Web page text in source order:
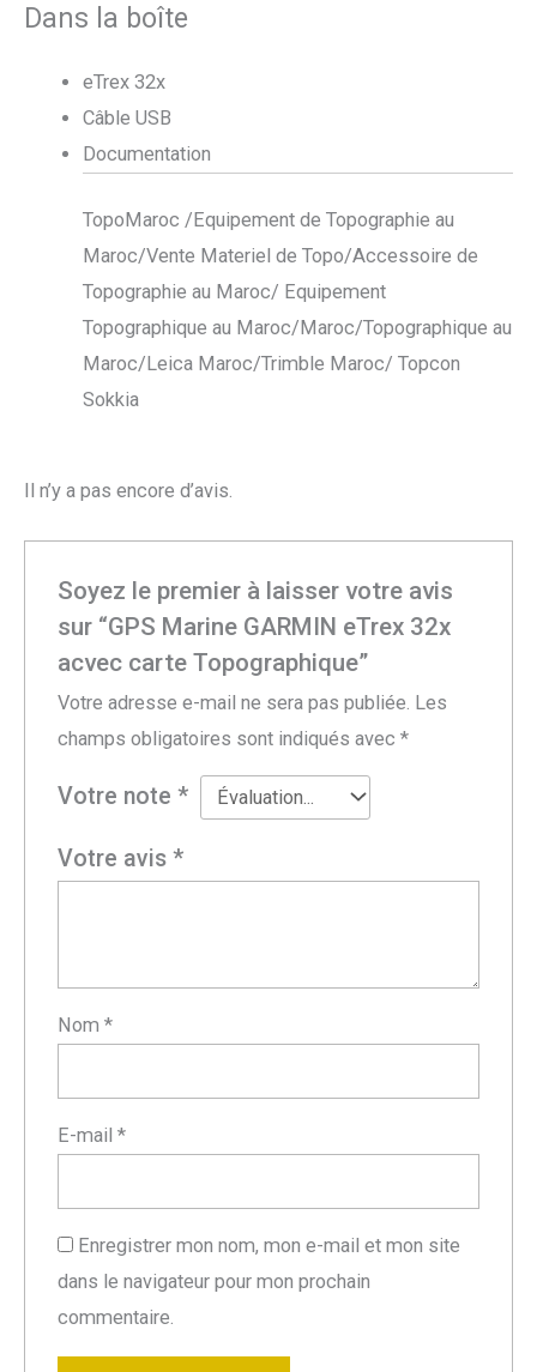
Dans la boîte
eTrex 32x
Câble USB
Documentation
TopoMaroc /Equipement de Topographie au
Maroc/Vente Materiel de Topo/Accessoire de
Topographie au Maroc/ Equipement
Topographique au Maroc/Maroc/Topographique au
Maroc/Leica Maroc/Trimble Maroc/ Topcon
Sokkia
Il n’y a pas encore d’avis.
Soyez le premier à laisser votre avis
sur “GPS Marine GARMIN eTrex 32x
acvec carte Topographique”
Votre adresse e-mail ne sera pas publiée. Les
champs obligatoires sont indiqués avec*
Votre note*
Votre avis*
Nom*
E-mail*
Enregistrer mon nom, mon e-mail et mon site
dans le navigateur pour mon prochain
commentaire.